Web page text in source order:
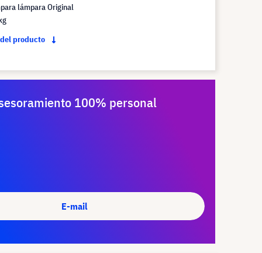
lámpara Original
producto
100% personal
E-mail